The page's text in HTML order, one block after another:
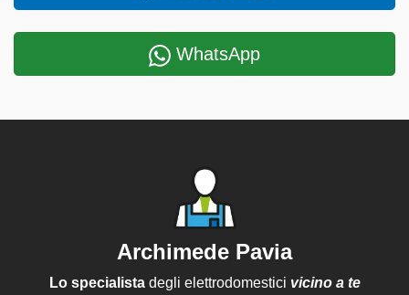
WhatsApp
Archimede Pavia
Lo specialistadegli elettrodomestici vicino a te